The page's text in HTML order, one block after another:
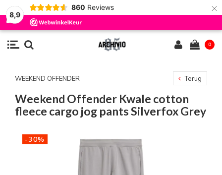
8,9
860 Reviews ×
0
WEEKEND OFFENDER Terug
Weekend Offender Kwale cotton
fleece cargo jog pants Silverfox Grey
-30%